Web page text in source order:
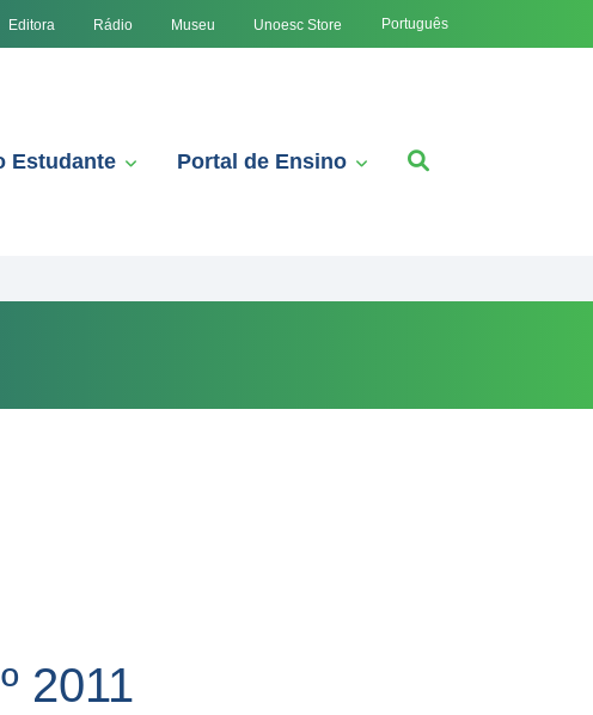
Editora Rádio Museu Unoesc Store Português
Estudante Portal de Ensino
2011